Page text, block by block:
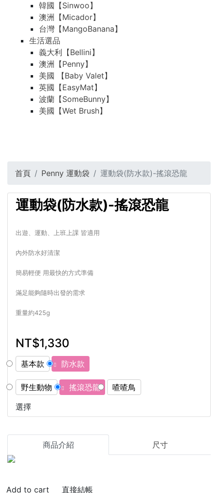
韓國【Sinwoo】
澳洲【Micador】
台灣【MangoBanana】
生活選品
義大利【Bellini】
澳洲【Penny】
美國 【Baby Valet】
英國【EasyMat】
波蘭【SomeBunny】
美國【Wet Brush】
首頁 Penny 運動袋 運動袋(防水款)-搖滾恐龍
運動袋(防水款)-搖滾恐龍
出遊、運動、上班上課 皆適用
內外防水好清潔
簡易輕便 用最快的方式準備
滿足能夠隨時出發的需求
重量約425g
NT$1,330
基本款 防水款
野生動物 搖滾恐龍
喳喳鳥
選擇
商品介紹 尺寸
直接結帳